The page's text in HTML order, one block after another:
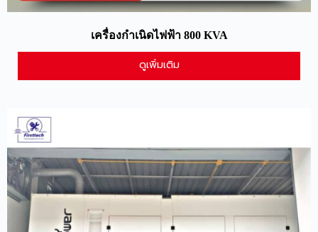
เครื่องกำเนิดไฟฟ้า 800 KVA
ดูเพิ่มเติม